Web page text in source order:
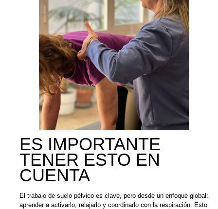
ES IMPORTANTE
TENER ESTO EN
CUENTA
El trabajo de suelo pélvico es clave, pero desde un enfoque global:
aprender a activarlo, relajarlo y coordinarlo con la respiración. Esto